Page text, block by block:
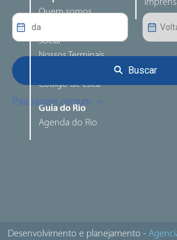
Quem somos
Responsabilidade
Social
Nossos Terminais
Código de Ética
Guia do Rio
Agenda do Rio
Desenvolvimento e planejamento -
Buscar
Passagem comum